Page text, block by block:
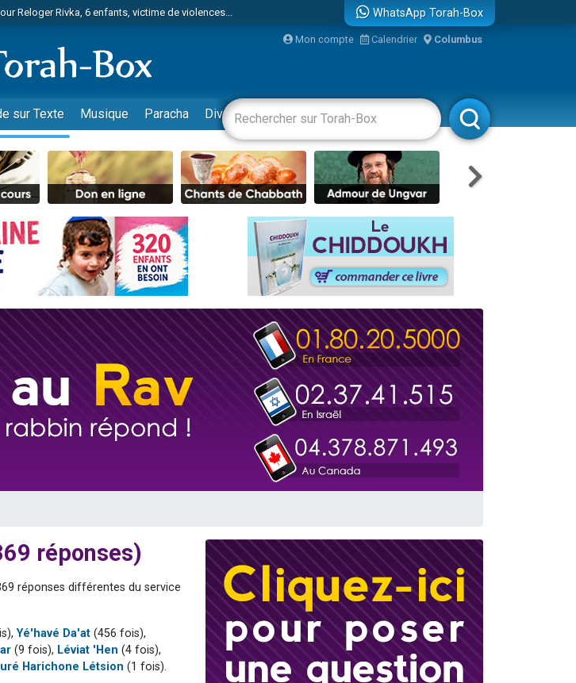
Reloger Rivka, 6 enfants, victime de violences...
sur Zoom
Diane, 80 ans, dans un appartement insalubre
WhatsApp
5 jours de vacances aux Orphelins
Music
Sauvez la jambe de Yohan
sur Zoom
WhatsApp
WhatsApp
WhatsApp Torah-Box
Mon compte Calendrier Columbus
sur Texte Musique Paracha Divertissements Livres Rabbanim
réponses)
réponses différentes du service
Yé'havé Da'at (456 fois),
(9 fois), Léviat 'Hen (4 fois),
Harichone Létsion (1 fois).